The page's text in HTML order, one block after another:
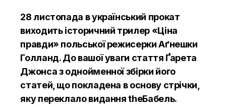
28 листопада в український прокат
виходитьісторичний трилер «Ціна
правди» польської режисерки Аґнешки
Голланд. До вашої уваги стаття Ґарета
Джонса з однойменної збірки його
статей, що покладена в основу стрічки,
яку переклало виданняtheБабель.